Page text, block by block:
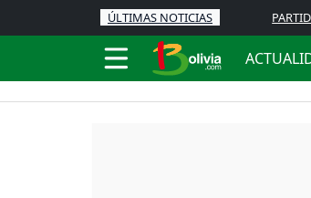
ÚLTIMAS NOTICIAS